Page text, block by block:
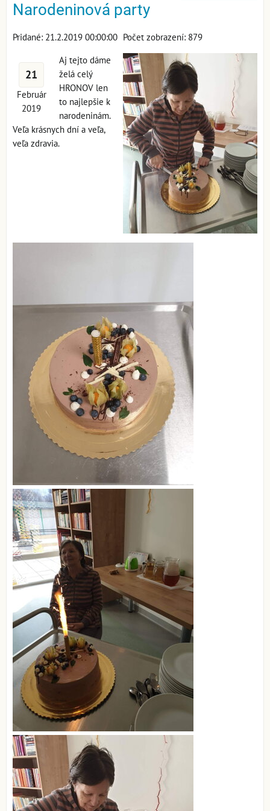
Narodeninová party
Pridané: 21.2.2019 00:00:00 Počet zobrazení: 879
21
Február
2019
Aj tejto dáme
želá celý
HRONOV len
to najlepšie k
narodeninám.
Veľa krásnych dní a veľa,
veľa zdravia.